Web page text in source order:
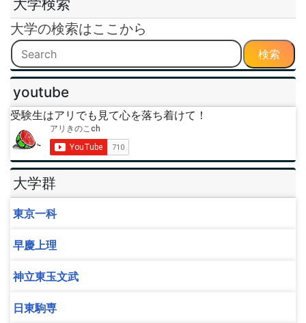
大学検索
大学の検索はここから
検索
youtube
受験生はアリでも見て心を落ち着けて！
大学群
東京一科
早慶上理
神立東玉文武
日東駒専